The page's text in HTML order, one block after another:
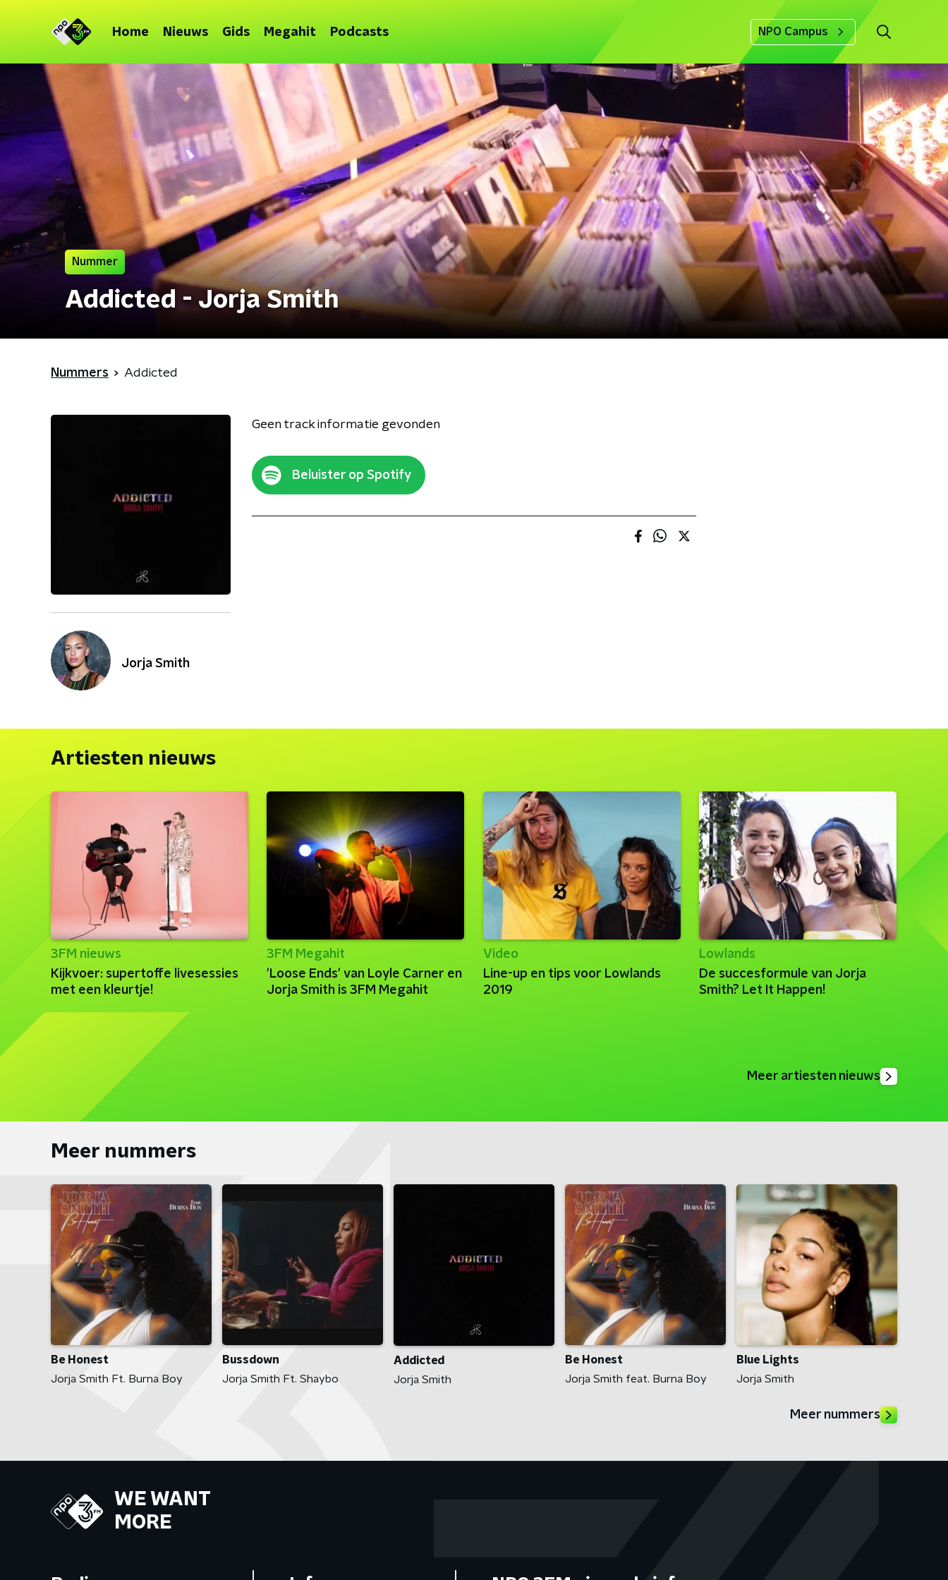
Home Nieuws Gids Megahit Podcasts NPO Campus
Nummer
Addicted - Jorja Smith
Nummers Addicted
Jorja Smith
Geen track informatie gevonden
Beluister op Spotify
Artiesten nieuws
3FM nieuws
Kijkvoer: supertoffe livesessies
met een kleurtje!
3FM Megahit
'Loose Ends' van Loyle Carner en
Jorja Smith is 3FM Megahit
Video
Line-up en tips voor Lowlands
2019
Lowlands
De succesformule van Jorja
Smith? Let It Happen!
Meer artiesten nieuws
Meer nummers
Be Honest
Jorja Smith Ft. Burna Boy
Bussdown
Jorja Smith Ft. Shaybo
Addicted
Jorja Smith
Be Honest
Jorja Smith feat. Burna Boy
Blue Lights
Jorja Smith
Meer nummers
WE WANT
MORE